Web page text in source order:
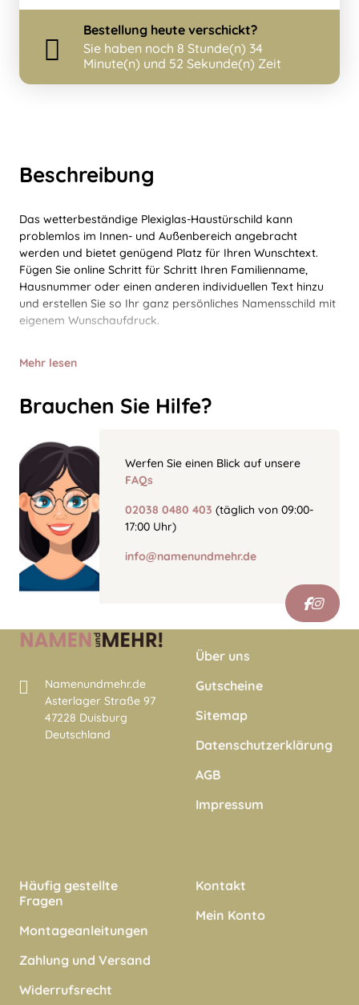
Beschreibung
Das wetterbeständige Plexiglas-Haustürschild kann
problemlos im Innen- und Außenbereich angebracht
werden und bietet genügend Platz für Ihren Wunschtext.
Fügen Sie online Schritt für Schritt Ihren Familienname,
Hausnummer oder einen anderen individuellen Text hinzu
und erstellen Sie so Ihr ganz persönliches Namensschild mit
eigenem Wunschaufdruck.
Mehr lesen
Brauchen Sie Hilfe?
Werfen Sie einen Blick auf unsere
FAQs
02038 0480 403 (täglich von 09:00-
17:00 Uhr)
info@namenundmehr.de
Bestellung heute verschickt?
Sie haben noch 8 Stunde(n) 34
Minute(n) und 51 Sekunde(n) Zeit
Namenundmehr.de
Asterlager Straße 97
47228 Duisburg
Deutschland
Über uns
Gutscheine
Sitemap
Datenschutzerklärung
AGB
Impressum
Häufig gestellte
Fragen
Montageanleitungen
Zahlung und Versand
Widerrufsrecht
Kontakt
Mein Konto